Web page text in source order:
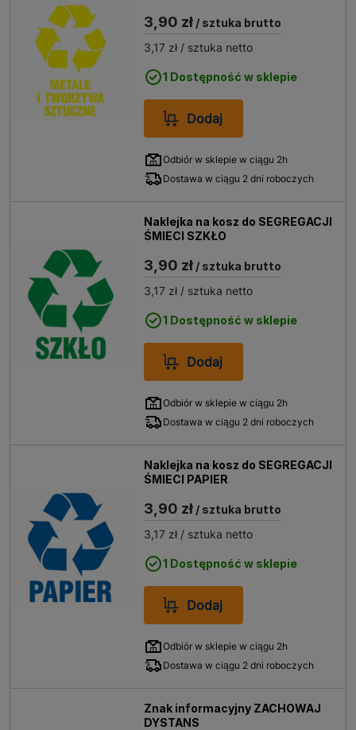
3,90 zł / sztuka brutto
3,17 zł / sztuka netto
1 Dostępność w sklepie
Dodaj
Odbiór w sklepie w ciągu 2h
Dostawa w ciągu 2 dni roboczych
Naklejka na kosz do SEGREGACJI
ŚMIECI SZKŁO
3,90 zł / sztuka brutto
3,17 zł / sztuka netto
1 Dostępność w sklepie
Dodaj
Odbiór w sklepie w ciągu 2h
Dostawa w ciągu 2 dni roboczych
Naklejka na kosz do SEGREGACJI
ŚMIECI PAPIER
3,90 zł / sztuka brutto
3,17 zł / sztuka netto
1 Dostępność w sklepie
Dodaj
Odbiór w sklepie w ciągu 2h
Dostawa w ciągu 2 dni roboczych
Znak informacyjny ZACHOWAJ
DYSTANS